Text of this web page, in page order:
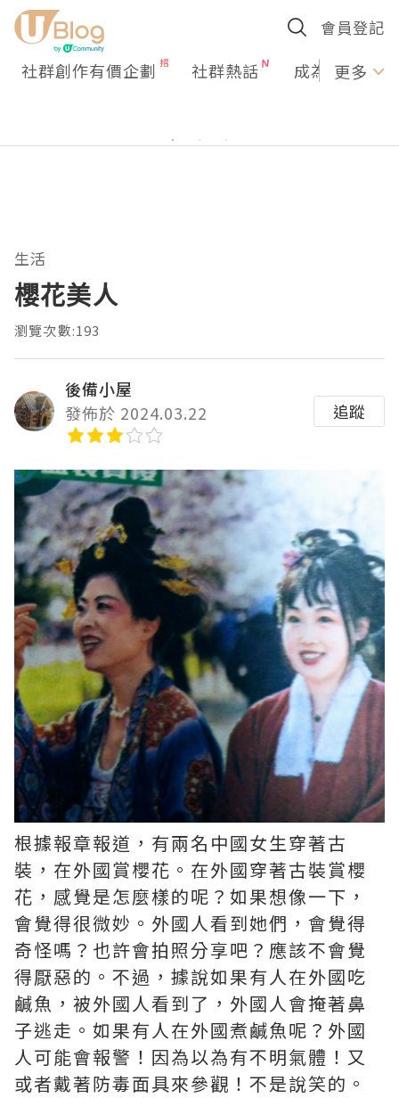
會員登記
社群創作有價企劃 社群熱話 成為U更多
生活
櫻花美人
瀏覽次數:193
後備小屋
發佈於 2024.03.22
追蹤
根據報章報道，有兩名中國女生穿著古
裝，在外國賞櫻花。在外國穿著古裝賞櫻
花，感覺是怎麼樣的呢？如果想像一下，
會覺得很微妙。外國人看到她們，會覺得
奇怪嗎？也許會拍照分享吧？應該不會覺
得厭惡的。不過，據說如果有人在外國吃
鹹魚，被外國人看到了，外國人會掩著鼻
子逃走。如果有人在外國煮鹹魚呢？外國
人可能會報警！因為以為有不明氣體！又
或者戴著防毒面具來參觀！不是說笑的。